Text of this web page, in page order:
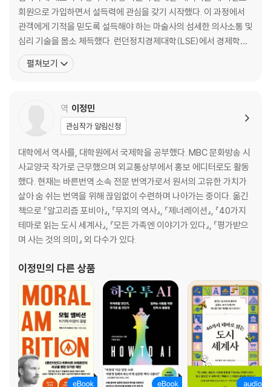
회원으로 가입하면서 설득력에 관심을 갖기 시작했다. 이 과정에서
관객에게 기적을 믿도록 설득해야 하는 마술사의 섬세한 의사소통 및
심리 기술을 몸소 체득했다. 런던정치경제대학(LSE)에서 경제학과
심리학을 전공하고 같은 대학원에서 심리학 석사 학위를 받았다. 졸
업 후 광고, 세일즈, 마케팅, 저널리즘, 직 업심리학 등 폭넓은 분야에
펼쳐보기
역 이정민
관심작가 알림신청
대학에서 역사를, 대학원에서 국제학을 공부했다. MBC 문화방송 시
사교양국 작가로 근무했으며 외교통상부에서 홍보 에디터로도 활동
했다. 현재는 바른번역 소속 전문 번역가로서 원서의 고유한 가치가
살아 숨 쉬는 번역을 위해 끊임없이 수련하며 나아가는 중이다. 옮긴
책으로 『알고리즘 포비아』, 『무지의 역사』, 『제너레이션』, 『40가지
테마로 읽는 도시 세계사』, 『모든 가족엔 이야기가 있다』, 『평가받으
며 사는 것의 의미』 외 다수가 있다.
이정민의 다른 상품